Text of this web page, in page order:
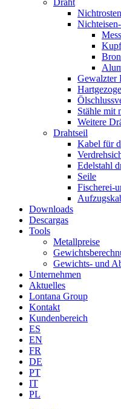
Draht
Gewalzter
Stähle mit
Weitere
Drahtseil
Kabel für
Edelstahl
Seile
Fischerei-
Downloads
Descargas
Tools
Metallpreise
Gewichts- und
Unternehmen
Aktuelles
Lontana Group
Kontakt
Kundenbereich
ES
EN
FR
DE
PT
IT
PL